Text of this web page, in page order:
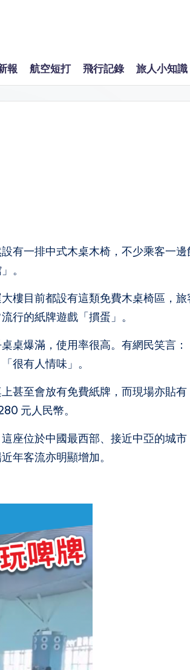
報 航空短打 飛行記錄 旅人小知識
有一排中式木桌木椅，不少乘客一邊
。
樓目前都設有這類免費木桌椅區，
行的紙牌遊戲「摜蛋」。
桌爆滿，使用率很高。有網民笑言
很有人情味」。
甚至會放有免費紙牌，而現場亦貼有
元人民幣。
座位於中國最西部、接近中亞的城市
年客流亦明顯增加。